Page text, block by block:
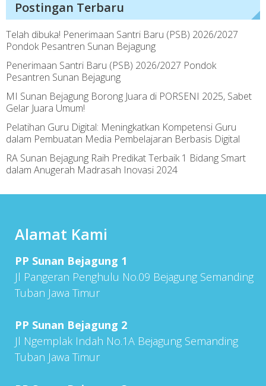
Postingan Terbaru
Telah dibuka! Penerimaan Santri Baru (PSB) 2026/2027
Pondok Pesantren Sunan Bejagung
Penerimaan Santri Baru (PSB) 2026/2027 Pondok
Pesantren Sunan Bejagung
MI Sunan Bejagung Borong Juara di PORSENI 2025, Sabet
Gelar Juara Umum!
Pelatihan Guru Digital: Meningkatkan Kompetensi Guru
dalam Pembuatan Media Pembelajaran Berbasis Digital
RA Sunan Bejagung Raih Predikat Terbaik 1 Bidang Smart
dalam Anugerah Madrasah Inovasi 2024
Alamat Kami
PP Sunan Bejagung 1
Jl Pangeran Penghulu No.09 Bejagung Semanding
Tuban Jawa Timur
PP Sunan Bejagung 2
Jl Ngemplak Indah No.1A Bejagung Semanding
Tuban Jawa Timur